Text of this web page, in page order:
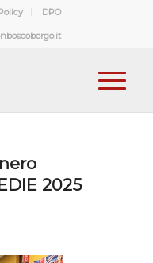
DPO
2025